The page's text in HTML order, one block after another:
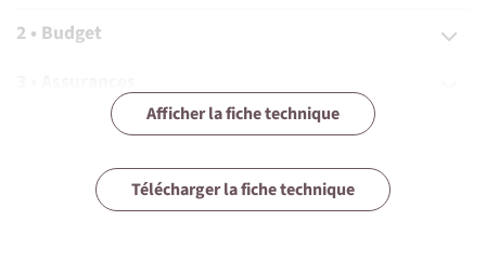
2 • Budget
4 • Equipement
5 • Formalités et santé
Afficher la fiche technique
Télécharger la fiche technique